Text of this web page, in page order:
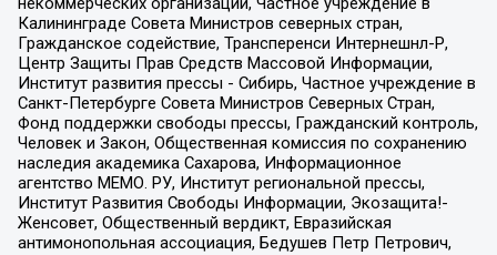
Калининграде Совета Министров северных стран,
Гражданское содействие, Трансперенси Интернешнл-Р,
Центр Защиты Прав Средств Массовой Информации,
Институт развития прессы - Сибирь, Частное учреждение в
Санкт-Петербурге Совета Министров Северных Стран,
Фонд поддержки свободы прессы, Гражданский контроль,
Человек и Закон, Общественная комиссия по сохранению
наследия академика Сахарова, Информационное
агентство МЕМО. РУ, Институт региональной прессы,
Институт Развития Свободы Информации, Экозащита!-
Женсовет, Общественный вердикт, Евразийская
антимонопольная ассоциация, Бедушев Петр Петрович,